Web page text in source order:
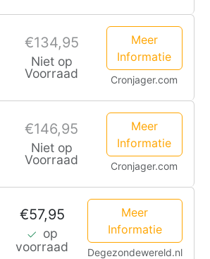
€134,95
Niet op
Voorraad
Meer
Informatie
Cronjager.com
€146,95
Niet op
Voorraad
Meer
Informatie
Cronjager.com
€57,95
op
voorraad
Meer
Informatie
Degezondewereld.nl